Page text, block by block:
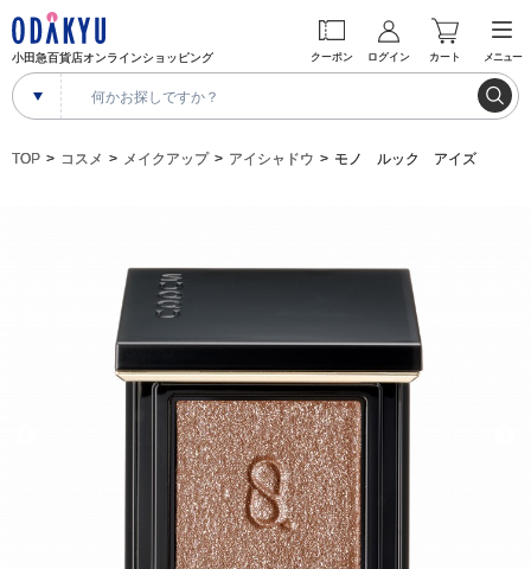
小田急百貨店オンラインショッピング クーポン ログイン カート メニュー
TOP コスメ メイクアップ アイシャドウ モノ ルック アイズ